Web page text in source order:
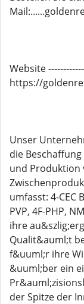
Website
https://
Unser
die
und Produktion
umfasst: 4-CEC
PVP, 4F-PHP,
ihre
Qualit&auml;t
f&uuml;r ihre
&uuml;ber ein
der Spitze der